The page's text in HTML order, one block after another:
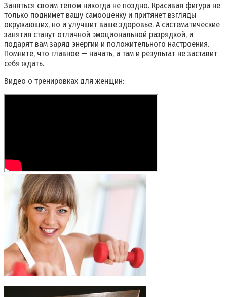
Заняться своим телом никогда не поздно. Красивая фигура не
только поднимет вашу самооценку и притянет взгляды
окружающих, но и улучшит ваше здоровье. А систематические
занятия станут отличной эмоциональной разрядкой, и
подарят вам заряд энергии и положительного настроения.
Помните, что главное — начать, а там и результат не заставит
себя ждать.
Видео о тренировках для женщин: